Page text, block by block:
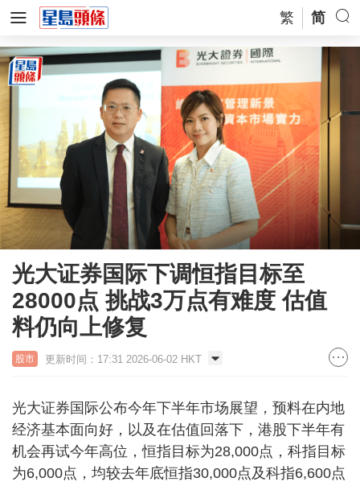
繁 简
光大证券国际下调恒指目标至
28000点 挑战3万点有难度 估值
料仍向上修复
股市 更新时间：17:31 2026-06-02 HKT
光大证券国际公布今年下半年市场展望，预料在内地
经济基本面向好，以及在估值回落下，港股下半年有
机会再试今年高位，恒指目标为28,000点，科指目标
为6,000点，均较去年底恒指30,000点及科指6,600点